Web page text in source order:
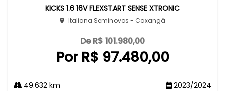
KICKS 1.6 16V FLEXSTART SENSE XTRONIC
Italiana Seminovos - Caxangá
De R$ 101.980,00
Por R$ 97.480,00
49.632 km 2023/2024